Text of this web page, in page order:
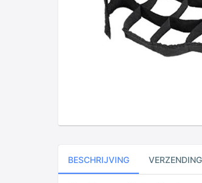
BESCHRIJVING VERZENDING